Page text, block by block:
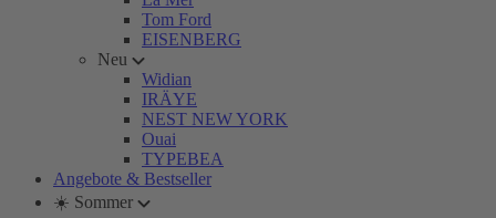
Tom Ford
EISENBERG
Neu
Widian
IRÄYE
NEST NEW YORK
Ouai
TYPEBEA
Angebote & Bestseller
☀️ Sommer